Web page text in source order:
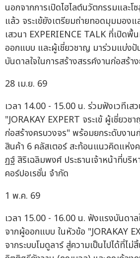
นอกจากการเปิดไฮไลต์นวัตกรรมและโ
แล้ว จระเข้ยังเตรียมถ่ายทอดมุมมอง
เสวนา EXPERIENCE TALK ที่เปิดพื้
ออกแบบ และผู้เชี่ยวชาญ มาร่วมแบ่ง
บันดาลใจในการสร้างสรรค์งานก่อสร้า
28 เม.ย. 69
เวลา 14.00 - 15.00 น. ร่วมฟังเวทีเส
"JORAKAY EXPERT จระเข้ ผู้เชี่ยว
ก่อสร้างครบวงจร" พร้อมยกระดับงา
สินค้า 6 คลัสเตอร์ สะท้อนแนวคิดแห่ง
ฏฐ์ สิริเฉลิมพงศ์ ประธานเจ้าหน้าที่บริห
คอร์ปอเรชั่น จำกัด
1 พ.ค. 69
เวลา 15.00 - 16.00 น. ฟังแรงบันดาล
จากผู้ออกแบบ ในหัวข้อ "JORAKAY
จากระบบโมดูลาร์ สู่ความเป็นไปได้ที่